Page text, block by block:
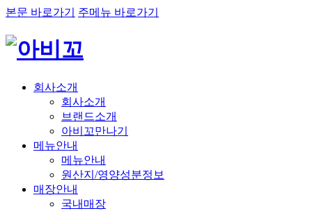
본문 바로가기 주메뉴 바로가기
회사소개
회사소개
브랜드소개
아비꼬만나기
메뉴안내
메뉴안내
원산지/영양성분정보
매장안내
국내매장